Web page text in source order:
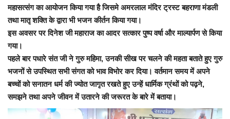
महासत्संग का आयोजन किया गया है जिसमे अमरलाल मंदिर ट्रस्ट बहराणा मंडली
तथा मातृ शक्ति के द्वारा भी भजन कीर्तन किया गया।
इस अवसर पर दिनेश जी महाराज का आदर सत्कार पुष्प वर्षा और माल्यार्पण से किया
गया।
पहले बार पधारे संत जी ने गुरु महिमा, उनकी सीख पर चलने की महता बताते हुए गुरु
भजनों से उपस्थित सभी संगत को भाव विभोर कर दिया। वर्तमान समय में अपने
बच्चों को सनातन धर्म की ज्योत जागृत रखते हुए उन्हें धार्मिक ग्रंथों को पढ़ने,
समझने तथा अपने जीवन में उतारने की जरूरत के बारे में बताया।